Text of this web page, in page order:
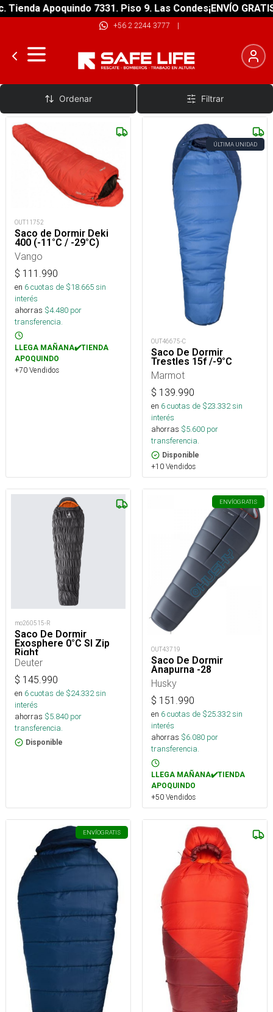
Apoquindo 7331. Piso 9. Las Condes¡ENVÍO GRATIS!
+56 2 2244 3777 |
Sacos De Dormir Sintéticos
Ordenar Filtrar
OUT11752
Saco de Dormir Deki
400 (-11°C / -29°C)
Vango
$ 111.990
en 6cuotas de $18.665sin
interés
ahorras $4.480 por
transferencia.
LLEGA MAÑANA✔️TIENDA
APOQUINDO
+70 Vendidos
ÚLTIMA UNIDAD
OUT46675-C
Saco De Dormir
Trestles 15f /-9°C
Marmot
$ 139.990
en 6cuotas de $23.332sin
interés
ahorras $5.600 por
transferencia.
Disponible
+10 Vendidos
mo260515-R
Saco De Dormir
Exosphere 0°C Sl Zip
Right
Deuter
$ 145.990
en 6cuotas de $24.332sin
interés
ahorras $5.840 por
transferencia.
Disponible
ENVÍOGRATIS
OUT43719
Saco De Dormir
Anapurna -28
Husky
$ 151.990
en 6cuotas de $25.332sin
interés
ahorras $6.080 por
transferencia.
LLEGA MAÑANA✔️TIENDA
APOQUINDO
+50 Vendidos
ENVÍOGRATIS